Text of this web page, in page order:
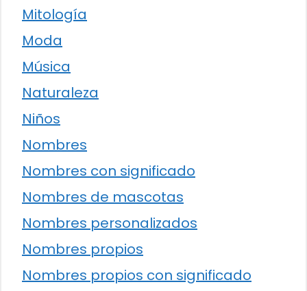
Mitología
Moda
Música
Naturaleza
Niños
Nombres
Nombres con significado
Nombres de mascotas
Nombres personalizados
Nombres propios
Nombres propios con significado